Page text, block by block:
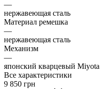
—
нержавеющая сталь
Материал ремешка
—
нержавеющая сталь
Механизм
—
японский кварцевый Miyota
Все характеристики
9 850 грн